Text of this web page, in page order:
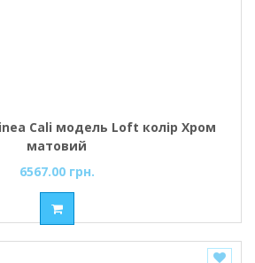
Cali модель Loft колір Хром
матовий
6567.00 грн.